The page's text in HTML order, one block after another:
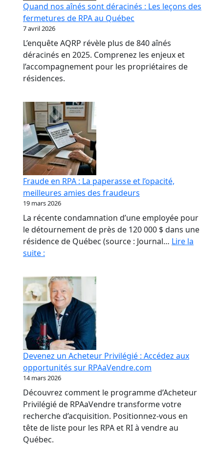
Quand nos aînés sont déracinés : Les leçons des
fermetures de RPA au Québec
7 avril 2026
L’enquête AQRP révèle plus de 840 aînés
déracinés en 2025. Comprenez les enjeux et
l’accompagnement pour les propriétaires de
résidences.
Fraude en RPA : La paperasse et l’opacité,
meilleures amies des fraudeurs
19 mars 2026
La récente condamnation d’une employée pour
le détournement de près de 120 000 $ dans une
résidence de Québec (source : Journal… Lire la
suite :
RPA
:
La
paperasse
et
l’opacité,
meilleures
amies
des
fraudeurs
Devenez un Acheteur Privilégié : Accédez aux
opportunités sur RPAaVendre.com
14 mars 2026
Découvrez comment le programme d’Acheteur
Privilégié de RPAaVendre transforme votre
recherche d’acquisition. Positionnez-vous en
tête de liste pour les RPA et RI à vendre au
Québec.